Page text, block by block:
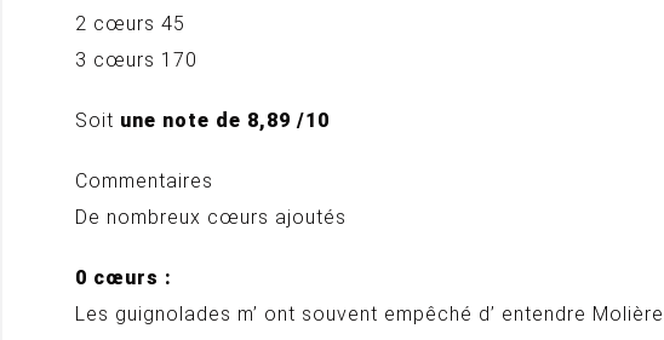
2 cœurs 45
3 cœurs 170
Soit une note de 8,89 /10
Commentaires
De nombreux cœurs ajoutés
0 cœurs :
Les guignolades m’ ont souvent empêché d’ entendre